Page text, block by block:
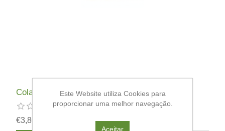
Colar Pedra Lua
€3,80
Este Website utiliza Cookies para
proporcionar uma melhor navegação.
Aceitar